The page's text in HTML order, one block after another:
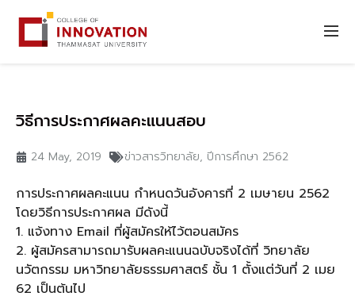
วิธีการประกาศผลคะแนนสอบ
24 May, 2019 ข่าวสารวิทยาลัย, ปีการศึกษา 2562
การประกาศผลคะแนน กำหนดวันอังคารที่ 2 เมษายน 2562
โดยวิธีการประกาศผล มีดังนี้
1. แจ้งทาง Email ที่ผู้สมัครให้ไว้ตอนสมัคร
2. ผู้สมัครสามารถมารับผลคะแนนฉบับจริงได้ที่ วิทยาลัย
นวัตกรรม มหาวิทยาลัยธรรมศาสตร์ ชั้น 1 ตั้งแต่วันที่ 2 เมย
62 เป็นต้นไป